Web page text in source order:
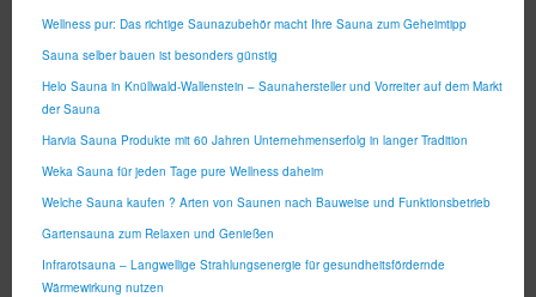
Wellness pur: Das richtige Saunazubehör macht Ihre Sauna zum Geheimtipp
Sauna selber bauen ist besonders günstig
Helo Sauna in Knüllwald-Wallenstein – Saunahersteller und Vorreiter auf dem Markt
der Sauna
Harvia Sauna Produkte mit 60 Jahren Unternehmenserfolg in langer Tradition
Weka Sauna für jeden Tage pure Wellness daheim
Welche Sauna kaufen ? Arten von Saunen nach Bauweise und Funktionsbetrieb
Gartensauna zum Relaxen und Genießen
Infrarotsauna – Langwellige Strahlungsenergie für gesundheitsfördernde
Wärmewirkung nutzen